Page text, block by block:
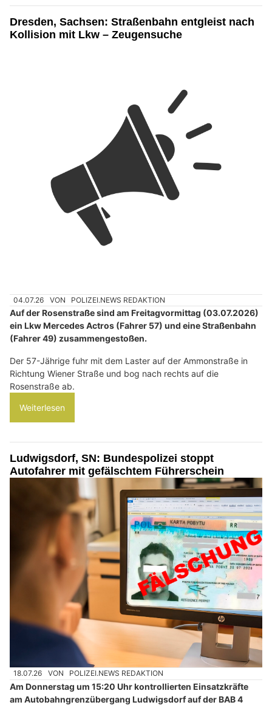
Dresden, Sachsen: Straßenbahn entgleist nach
Kollision mit Lkw – Zeugensuche
04.07.26 VON POLIZEI.NEWS REDAKTION
Auf der Rosenstraße sind am Freitagvormittag (03.07.2026)
ein Lkw Mercedes Actros (Fahrer 57) und eine Straßenbahn
(Fahrer 49) zusammengestoßen.
Der 57-Jährige fuhr mit dem Laster auf der Ammonstraße in
Richtung Wiener Straße und bog nach rechts auf die
Rosenstraße ab.
Weiterlesen
Ludwigsdorf, SN: Bundespolizei stoppt
Autofahrer mit gefälschtem Führerschein
18.07.26 VON POLIZEI.NEWS REDAKTION
Am Donnerstag um 15:20 Uhr kontrollierten Einsatzkräfte
am Autobahngrenzübergang Ludwigsdorf auf der BAB 4